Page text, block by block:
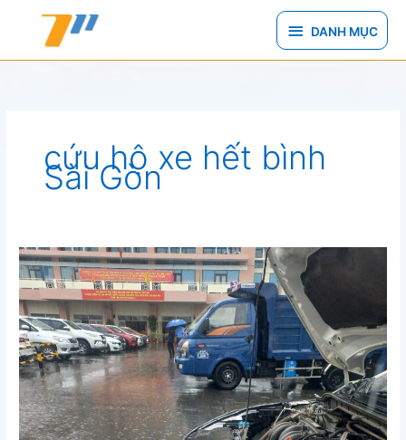
DANH
MỤC
DANH MỤC
cứu hộ xe hết bình
Sài Gòn